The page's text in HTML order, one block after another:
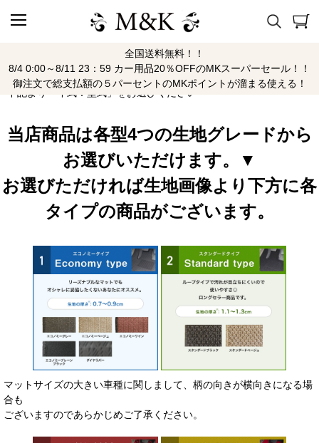
全国送料無料！！
8/4 0:00～8/11 23：59 カー用品20％OFFのMKスーパーセール！！
御注文で総支払額の５パーセントのMKポイントが溜まる使える！
パレット
下記より「年式：型式」をお選びください
当店商品は各型4つの生地グレードから
お選びいただけます。▼
お選びただければ生地画像より下方に各
タイプの商品がございます。
マットサイズの大きい車種に関しまして、柄の向きが横向きになる場
合も
ございますのであらかじめご了承ください。